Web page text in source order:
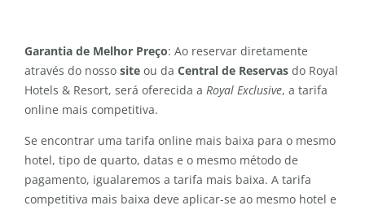
Garantia de Melhor Preço: Ao reservar diretamente
através do nosso site ou da Central de Reservas do Royal
Hotels & Resort, será oferecida a Royal Exclusive, a tarifa
online mais competitiva.
Se encontrar uma tarifa online mais baixa para o mesmo
hotel, tipo de quarto, datas e o mesmo método de
pagamento, igualaremos a tarifa mais baixa. A tarifa
competitiva mais baixa deve aplicar-se ao mesmo hotel e